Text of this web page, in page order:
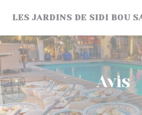
LES JARDINS DE SIDI BOU
Avis